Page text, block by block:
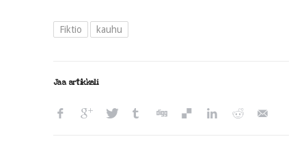
Fiktio kauhu
Jaa artikkeli